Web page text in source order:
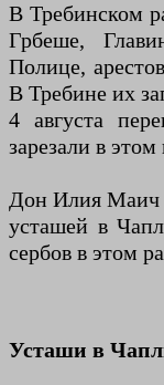
В Требинском
Грбеше,
Полице,
В Требине их
4 августа
зарезали в
Дон Илия Маич
усташей в
сербов в этом
Усташи в